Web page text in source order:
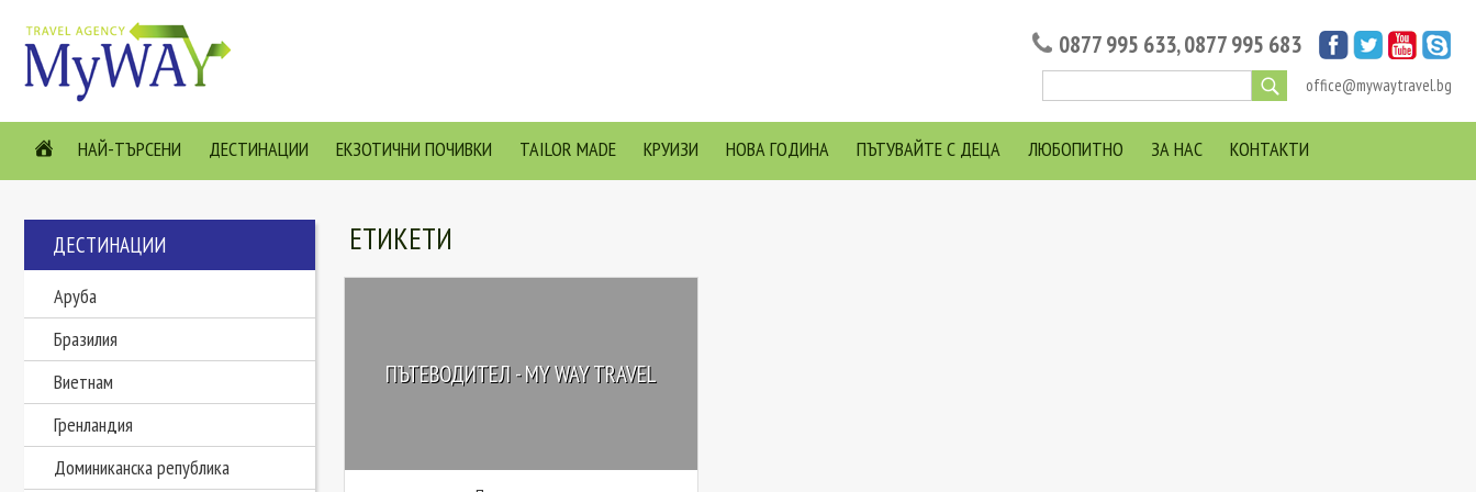
0877 995 633,0877 995 683
office@mywaytravel.bg
НАЙ-ТЪРСЕНИ ДЕСТИНАЦИИ ЕКЗОТИЧНИ ПОЧИВКИ TAILOR MADE КРУИЗИ НОВА ГОДИНА ПЪТУВАЙТЕ С ДЕЦА ЛЮБОПИТНО ЗА НАС КОНТАКТИ
ДЕСТИНАЦИИ
Аруба
Бразилия
Виетнам
Гренландия
Доминиканска република
ЕТИКЕТИ
ПЪТЕВОДИТЕЛ - MY WAY TRAVEL